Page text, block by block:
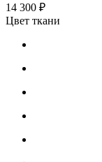
14 300 ₽
Цвет ткани